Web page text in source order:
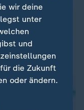
wir deine
unter
und
die Zukunft
oder ändern.